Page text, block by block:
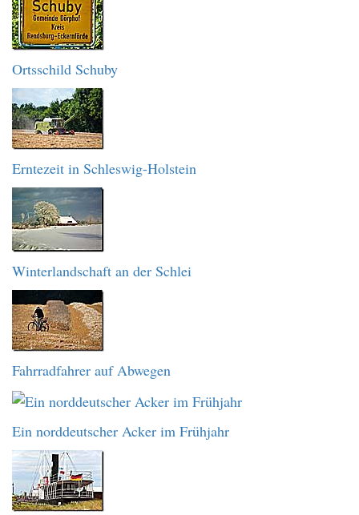
Ortsschild Schuby
Erntezeit in Schleswig-Holstein
Winterlandschaft an der Schlei
Fahrradfahrer auf Abwegen
Ein norddeutscher Acker im Frühjahr